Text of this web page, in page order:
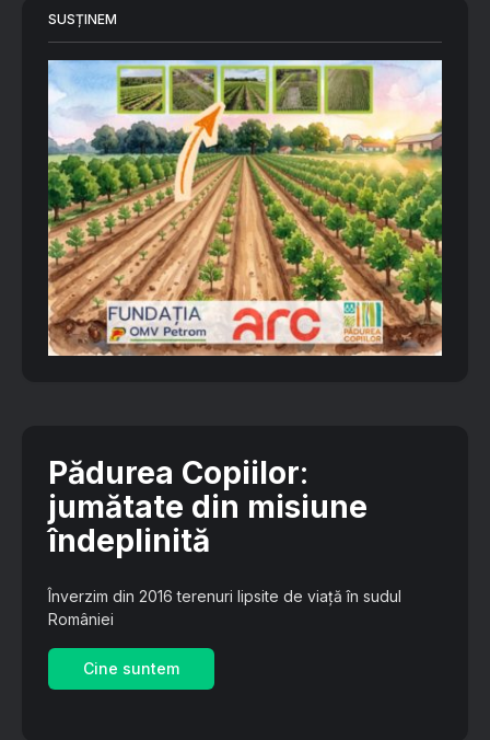
SUSȚINEM
Pădurea Copiilor:
jumătate din misiune
îndeplinită
Înverzim din 2016 terenuri lipsite de viață în sudul
României
Cine suntem